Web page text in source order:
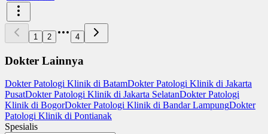
1 2 4
Dokter Lainnya
Dokter Patologi Klinik di BatamDokter Patologi Klinik di Jakarta
PusatDokter Patologi Klinik di Jakarta SelatanDokter Patologi
Klinik di BogorDokter Patologi Klinik di Bandar LampungDokter
Patologi Klinik di Pontianak
Spesialis